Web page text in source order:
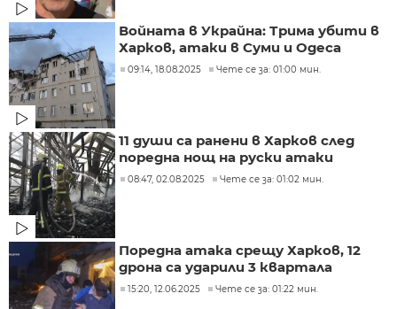
Войната в Украйна: Трима убити в
Харков, атаки в Суми и Одеса
09:14, 18.08.2025 Чете се за: 01:00 мин.
11 души са ранени в Харков след
поредна нощ на руски атаки
08:47, 02.08.2025 Чете се за: 01:02 мин.
Поредна атака срещу Харков, 12
дрона са ударили 3 квартала
15:20, 12.06.2025 Чете се за: 01:22 мин.